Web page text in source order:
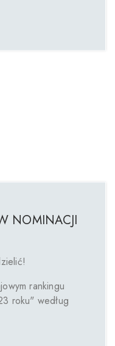
NOMINACJI
⠀
rankingu
roku" według